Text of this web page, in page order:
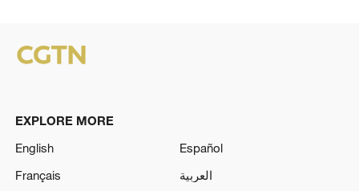
EXPLORE MORE
English
Español
Français
العربية